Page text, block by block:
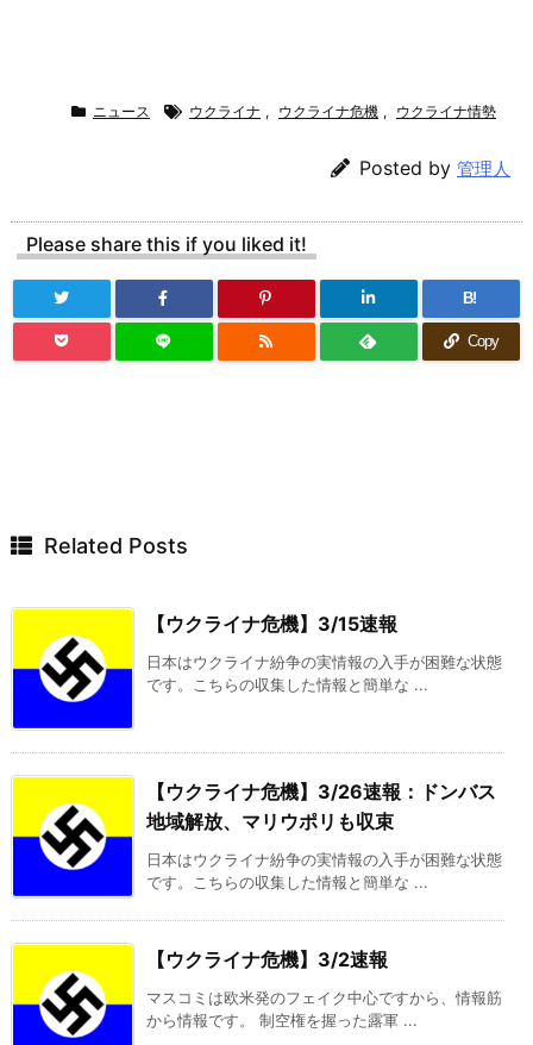
ニュース ウクライナ , ウクライナ危機 , ウクライナ情勢
Posted by 管理人
Please share this if you liked it!
B!
Copy
Related Posts
【ウクライナ危機】3/15速報
日本はウクライナ紛争の実情報の入手が困難な状態
です。こちらの収集した情報と簡単な ...
【ウクライナ危機】3/26速報：ドンバス
地域解放、マリウポリも収束
日本はウクライナ紛争の実情報の入手が困難な状態
です。こちらの収集した情報と簡単な ...
【ウクライナ危機】3/2速報
マスコミは欧米発のフェイク中心ですから、情報筋
から情報です。 制空権を握った露軍 ...